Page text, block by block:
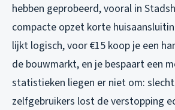
hebben geprobeerd, vooral in
compacte opzet korte
lijkt logisch, voor €15 koop je een
de bouwmarkt, en je bespaart een
statistieken liegen er niet om:
zelfgebruikers lost de verstopping